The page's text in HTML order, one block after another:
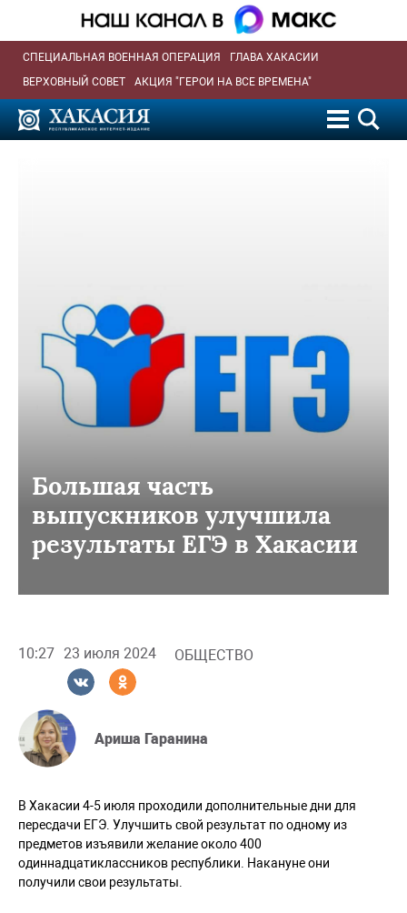
СПЕЦИАЛЬНАЯ ВОЕННАЯ ОПЕРАЦИЯ
ГЛАВА ХАКАСИИ
ВЕРХОВНЫЙ СОВЕТ
АКЦИЯ "ГЕРОИ НА ВСЕ ВРЕМЕНА"
Большая часть
выпускников улучшила
результаты ЕГЭ в Хакасии
10:27 23 июля 2024 ОБЩЕСТВО
Ариша Гаранина
В Хакасии 4-5 июля проходили дополнительные дни для
пересдачи ЕГЭ. Улучшить свой результат по одному из
предметов изъявили желание около 400
одиннадцатиклассников республики. Накануне они
получили свои результаты.